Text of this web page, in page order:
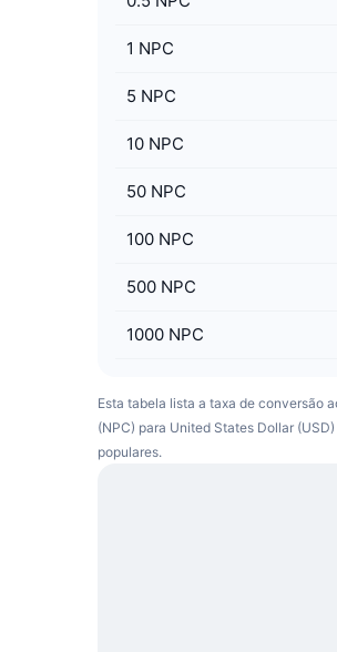
1 NPC
5 NPC
10 NPC
50 NPC
100 NPC
500 NPC
1000 NPC
Esta tabela lista a taxa de conversão
(NPC) para United States Dollar
populares.